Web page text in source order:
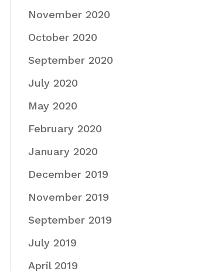
November 2020
October 2020
September 2020
July 2020
May 2020
February 2020
January 2020
December 2019
November 2019
September 2019
July 2019
April 2019